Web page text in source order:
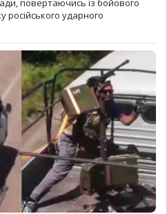
повертаючись із бойового
російського ударного